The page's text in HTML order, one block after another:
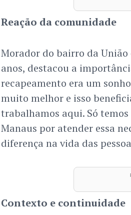
Reação da comunidade
Morador do bairro da
anos, destacou a
recapeamento era um
muito melhor e isso
trabalhamos aqui. Só
Manaus por atender essa
diferença na vida das
Contexto e continuidade